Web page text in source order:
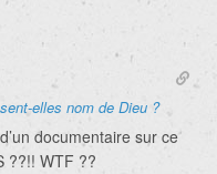
elles nom de Dieu ?
documentaire sur ce
??!! WTF ??